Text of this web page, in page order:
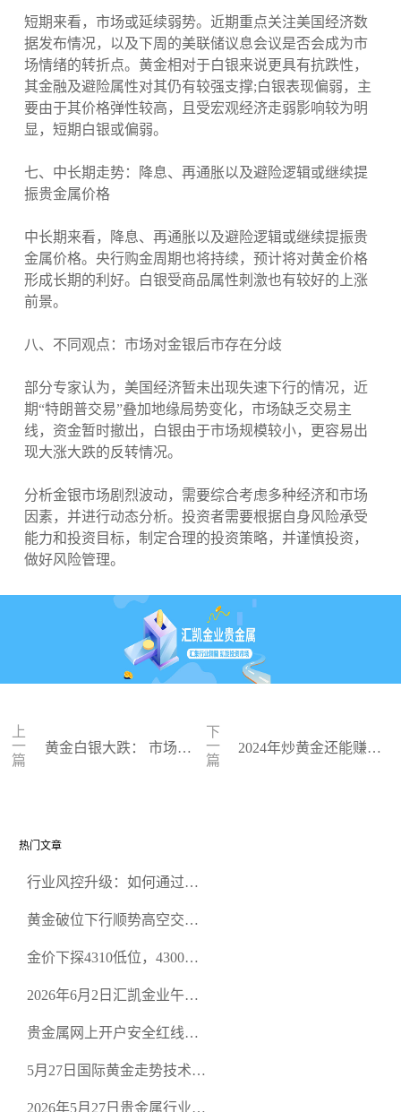
短期来看，市场或延续弱势。近期重点关注美国经济数
据发布情况，以及下周的美联储议息会议是否会成为市
场情绪的转折点。黄金相对于白银来说更具有抗跌性，
其金融及避险属性对其仍有较强支撑;白银表现偏弱，主
要由于其价格弹性较高，且受宏观经济走弱影响较为明
显，短期白银或偏弱。
七、中长期走势：降息、再通胀以及避险逻辑或继续提
振贵金属价格
中长期来看，降息、再通胀以及避险逻辑或继续提振贵
金属价格。央行购金周期也将持续，预计将对黄金价格
形成长期的利好。白银受商品属性刺激也有较好的上涨
前景。
八、不同观点：市场对金银后市存在分歧
部分专家认为，美国经济暂未出现失速下行的情况，近
期“特朗普交易”叠加地缘局势变化，市场缺乏交易主
线，资金暂时撤出，白银由于市场规模较小，更容易出
现大涨大跌的反转情况。
分析金银市场剧烈波动，需要综合考虑多种经济和市场
因素，并进行动态分析。投资者需要根据自身风险承受
能力和投资目标，制定合理的投资策略，并谨慎投资，
做好风险管理。
上
一
篇
黄金白银大跌： 市场情
下
一
篇
2024年炒黄金还能赚钱
热门文章
行业风控升级：如何通过正
规黄金开户交易平台？
黄金破位下行顺势高空交易
金价下探4310低位，4300关
2026年6月2日汇凯金业午盘
空头清算算法如何布防？
贵金属网上开户安全红线：
恶意洗盘陷阱
5月27日国际黄金走势技术盘
2026年5月27日贵金属行业新